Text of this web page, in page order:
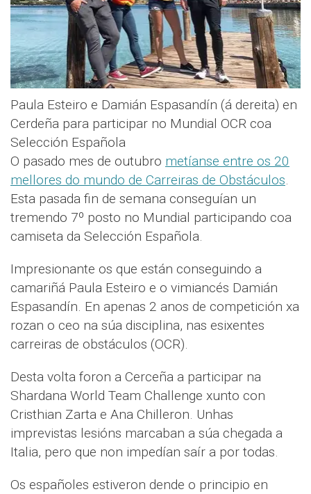
Paula Esteiro e Damián Espasandín (á dereita) en
Cerdeña para participar no Mundial OCR coa
Selección Española
O pasado mes de outubro metíanse entre os 20
mellores do mundo de Carreiras de Obstáculos.
Esta pasada fin de semana conseguían un
tremendo 7º posto no Mundial participando coa
camiseta da Selección Española.
Impresionante os que están conseguindo a
camariñá Paula Esteiro e o vimiancés Damián
Espasandín. En apenas 2 anos de competición xa
rozan o ceo na súa disciplina, nas esixentes
carreiras de obstáculos (OCR).
Desta volta foron a Cerceña a participar na
Shardana World Team Challenge xunto con
Cristhian Zarta e Ana Chilleron. Unhas
imprevistas lesións marcaban a súa chegada a
Italia, pero que non impedían saír a por todas.
Os españoles estiveron dende o principio en